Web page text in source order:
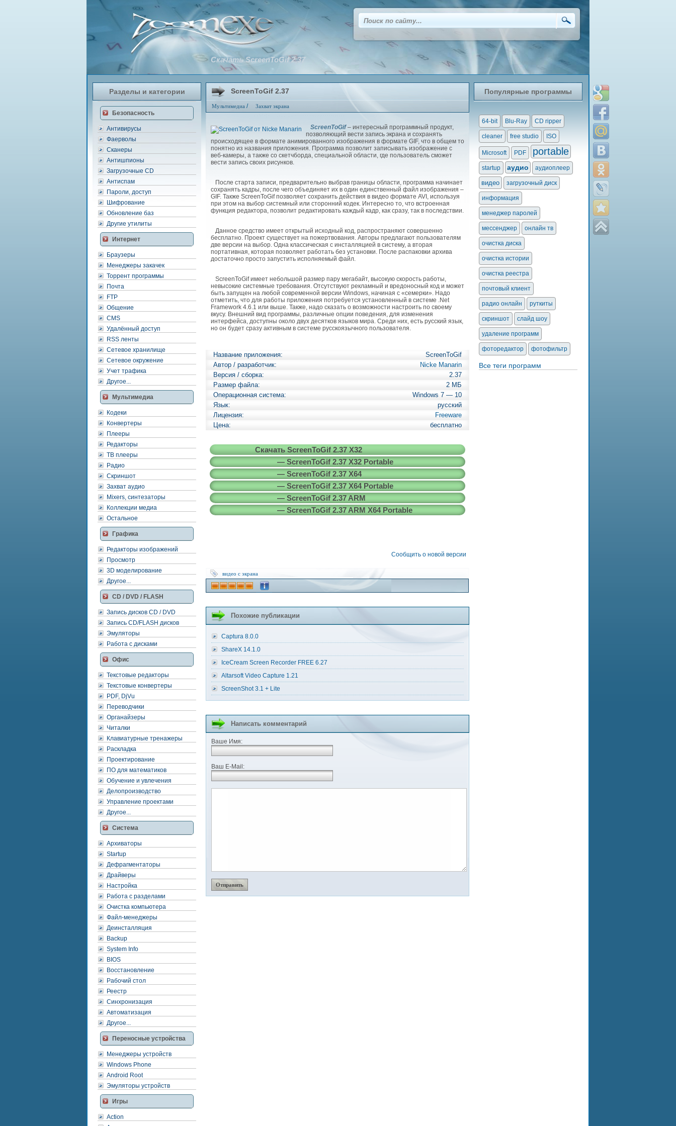
Разделы и категории
Безопасность
Антивирусы
Фаерволы
Сканеры
Антишпионы
Загрузочные CD
Антиспам
Пароли, доступ
Шифрование
Обновление баз
Другие утилиты
Интернет
Браузеры
Менеджеры закачек
Торрент программы
Почта
FTP
Общение
CMS
Удалённый доступ
RSS ленты
Сетевое хранилище
Сетевое окружение
Учет трафика
Другое...
Мультимедиа
Кодеки
Конвертеры
Плееры
Редакторы
ТВ плееры
Радио
Скриншот
Захват аудио
Mixers, синтезаторы
Коллекции медиа
Остальное
Графика
Редакторы изображений
Просмотр
3D моделирование
Другое...
CD / DVD / FLASH
Запись дисков CD / DVD
Запись CD/FLASH дисков
Эмуляторы
Работа с дисками
Офис
Текстовые редакторы
Текстовые конвертеры
PDF, DjVu
Переводчики
Органайзеры
Читалки
Клавиатурные тренажеры
Раскладка
Проектирование
ПО для математиков
Обучение и увлечения
Делопроизводство
Управление проектами
Другое...
Система
Архиваторы
Startup
Дефрагментаторы
Драйверы
Настройка
Работа с разделами
Очистка компьютера
Файл-менеджеры
Деинсталляция
Backup
System Info
BIOS
Восстановление
Рабочий стол
Реестр
Синхронизация
Автоматизация
Другое...
Переносные устройства
Менеджеры устройств
Windows Phone
Android Root
Эмуляторы устройств
Игры
Action
ScreenToGif 2.37
Мультимедиа / Захват экрана
Скачать ScreenToGif 2.37
ScreenToGif– интересный программный продукт,
позволяющий вести запись экрана и сохранять
происходящее в формате анимированного изображения в формате GIF, что в общем то
понятно из названия приложения. Программа позволит записывать изображение с
веб-камеры, а также со скетчборда, специальной области, где пользователь сможет
вести запись своих рисунков.
После старта записи, предварительно выбрав границы области, программа начинает
сохранять кадры, после чего объединяет их в один единственный файл изображения –
GIF. Также ScreenToGif позволяет сохранить действия в видео формате AVI, используя
при этом на выбор системный или сторонний кодек. Интересно то, что встроенная
функция редактора, позволит редактировать каждый кадр, как сразу, так в последствии.
Данное средство имеет открытый исходный код, распространяют совершенно
бесплатно. Проект существует на пожертвования. Авторы предлагают пользователям
две версии на выбор. Одна классическая с инсталляцией в систему, а вторая
портативная, которая позволяет работать без установки. После распаковки архива
достаточно просто запустить исполняемый файл.
ScreenToGif имеет небольшой размер пару мегабайт, высокую скорость работы,
невысокие системные требования. Отсутствуют рекламный и вредоносный код и может
быть запущен на любой современной версии Windows, начиная с «семерки». Надо
отметить, что для работы приложения потребуется установленный в системе .Net
Framework 4.6.1 или выше. Также, надо сказать о возможности настроить по своему
вкусу. Внешний вид программы, различные опции поведения, для изменения
интерфейса, доступны около двух десятков языков мира. Среди них, есть русский язык,
но он будет сразу активным в системе русскоязычного пользователя.
Название приложения:
ScreenToGif
Автор / разработчик:
Nicke Manarin
Версия / сборка:
2.37
Размер файла:
2 МБ
Операционная система:
Windows 7 — 10
Язык:
русский
Лицензия:
Freeware
Цена:
бесплатно
Скачать ScreenToGif 2.37 X32
— ScreenToGif 2.37 X32 Portable
— ScreenToGif 2.37 X64
— ScreenToGif 2.37 X64 Portable
— ScreenToGif 2.37 ARM
— ScreenToGif 2.37 ARM X64 Portable
Сообщить о новой версии
видео с экрана
Похожие публикации
Captura 8.0.0
ShareX 14.1.0
IceCream Screen Recorder FREE 6.27
Altarsoft Video Capture 1.21
ScreenShot 3.1 + Lite
Написать комментарий
Ваше Имя:
Ваш E-Mail:
Популярные программы
64-bit Blu-Ray CD ripper
cleaner free studio ISO
Microsoft PDF portable
startup аудио аудиоплеер
видео загрузочный диск
информация
менеджер паролей
мессенджер онлайн тв
очистка диска
очистка истории
очистка реестра
почтовый клиент
радио онлайн руткиты
скриншот слайд шоу
удаление программ
фоторедактор фотофильтр
Все теги программ